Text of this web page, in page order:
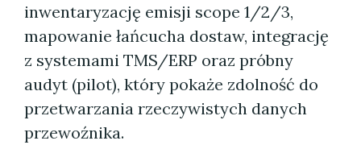
inwentaryzację emisji scope 1/2/3,
mapowanie łańcucha dostaw, integrację
z systemami TMS/ERP oraz próbny
audyt (pilot), który pokaże zdolność do
przetwarzania rzeczywistych danych
przewoźnika.